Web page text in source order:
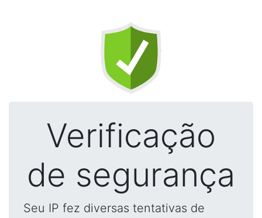
Verificação
de segurança
Seu IP fez diversas tentativas de